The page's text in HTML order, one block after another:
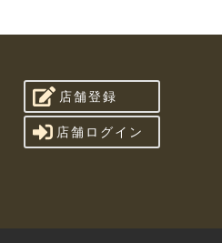
店舗登録
店舗ログイン